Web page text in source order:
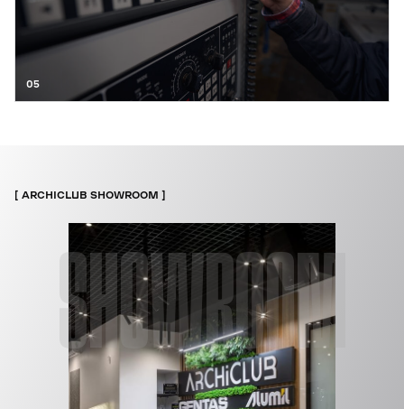
05
SHOWROOM
ARCHICLUB SHOWROOM